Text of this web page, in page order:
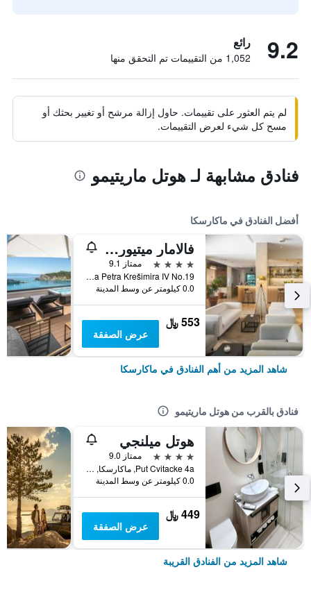
9.2 رائع
1,052 من التقييمات تم التحقق منها
لم يتم العثور على تقييمات. حاول إزالة مرشح أو تغيير بحثك أو
مسح كل شيء لعرض التقييمات.
فنادق مشابهة لـ هوتل ماريتيمو
أفضل الفنادق في ماكارسكا
فالامار ميتيور هوتل
4 نجوم
ممتاز 9.1
Kralja Petra Krešimira IV No.19, ماكارسكا, كرواتيا
0.0 كيلومتر عن وسط المدينة
553 ﷼
عرض الصفقة
شاهد المزيد من أهم الفنادق في ماكارسكا
فنادق بالقرب من هوتل ماريتيمو
هوتل ميلنجي
4 نجوم
ممتاز 9.0
Put Cvitacke 4a, ماكارسكا, كرواتيا
0.0 كيلومتر عن وسط المدينة
449 ﷼
عرض الصفقة
شاهد المزيد من الفنادق القريبة